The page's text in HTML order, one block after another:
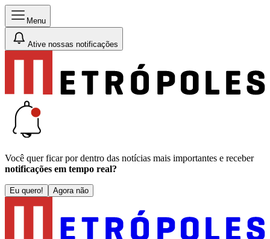
Menu
Ative nossas notificações
Você quer ficar por dentro das notícias mais importantes e receber
notificações em tempo real?
Eu quero! Agora não